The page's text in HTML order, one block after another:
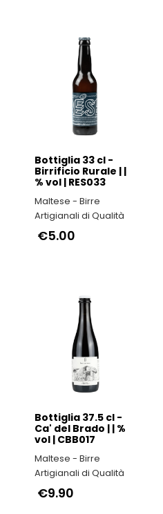
Bottiglia 33 cl -
Birrificio Rurale | |
% vol | RES033
Maltese - Birre
Artigianali di Qualità
€5.00
Bottiglia 37.5 cl -
Ca' del Brado | | %
vol | CBB017
Maltese - Birre
Artigianali di Qualità
€9.90